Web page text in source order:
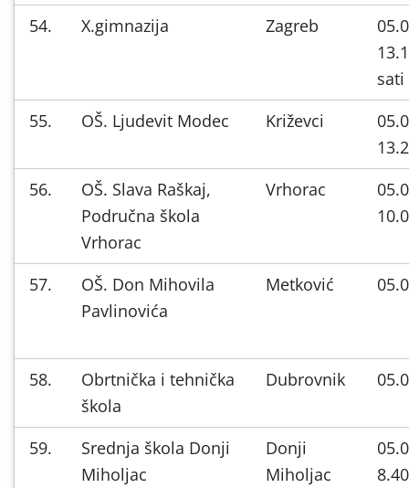
54. X.gimnazija Zagreb
sati
55.
OŠ. Ljudevit Modec Križevci
56.
OŠ. Slava Raškaj,
Područna škola
Vrhorac
Vrhorac
57.
OŠ. Don Mihovila
Pavlinovića
Metković
58.
Obrtnička i tehnička
škola
Dubrovnik
59.
Srednja škola Donji
Miholjac
Donji
Miholjac